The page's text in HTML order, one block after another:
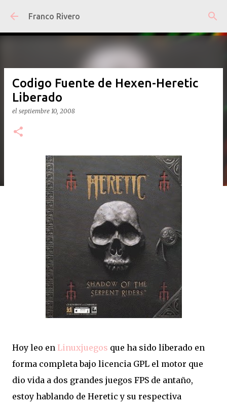
Ir al contenido principal
Franco Rivero
Codigo Fuente de Hexen-Heretic
Liberado
el septiembre 10, 2008
Hoy leo en Linuxjuegos que ha sido liberado en
forma completa bajo licencia GPL el motor que
dio vida a dos grandes juegos FPS de antaño,
estoy hablando de Heretic y su respectiva